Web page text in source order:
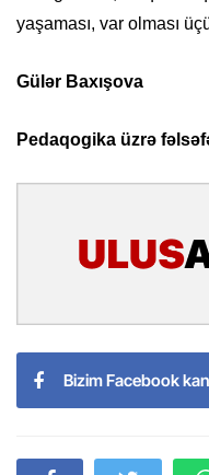
yaşaması, var olması
Gülər Baxışova
Pedaqogika üzrə
Bizim Facebook